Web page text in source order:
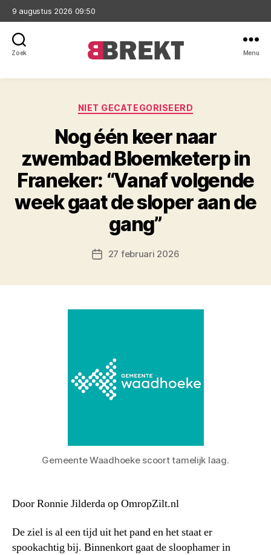
9 augustus 2026 09:50
Zoek Menu
Categorieën
NIET GECATEGORISEERD
Nog één keer naar
zwembad Bloemketerp in
Franeker: “Vanaf volgende
week gaat de sloper aan de
gang”
Berichtdatum
27 februari 2026
Gemeente Waadhoeke scoort tamelijk laag.
Door Ronnie Jilderda op OmropZilt.nl
De ziel is al een tijd uit het pand en het staat er
spookachtig bij. Binnenkort gaat de sloophamer in